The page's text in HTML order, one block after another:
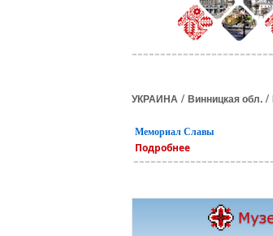
УКРАИНА / Винницкая обл. /
Мемориал Славы
Подробнее